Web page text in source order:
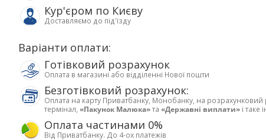
Кур'єром по Києву
Доставляємо до під'їзду
Варіанти оплати:
Готівковий розрахунок
Оплата в магазині або відділенні Нової пошти
Безготівковий розрахунок:
Оплата на карту Приватбанку, Монобанку, на розрахунковий
термінал, «Пакунок Малюка»та «Державні виплати» і таке
Оплата частинами 0%
Від Приватбанку. До 4-ох платежів